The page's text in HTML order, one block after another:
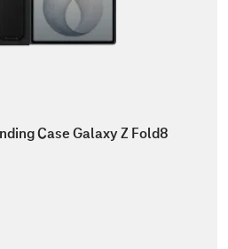
Case Galaxy Z Fold8